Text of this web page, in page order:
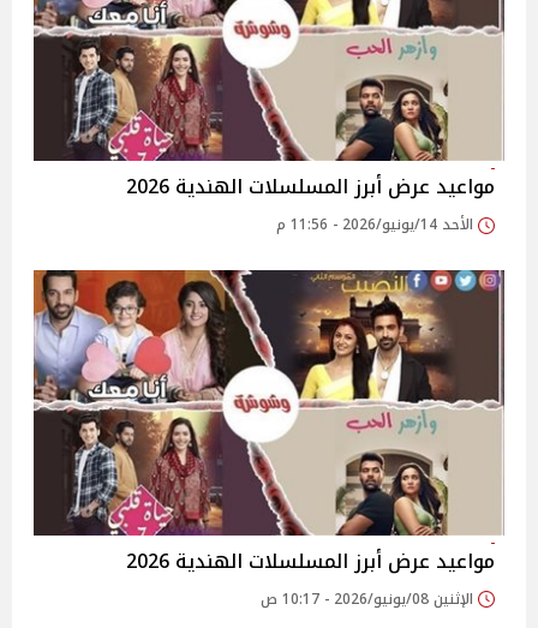
مواعيد عرض أبرز المسلسلات الهندية 2026
الأحد 14/يونيو/2026 - 11:56 م
مواعيد عرض أبرز المسلسلات الهندية 2026
الإثنين 08/يونيو/2026 - 10:17 ص